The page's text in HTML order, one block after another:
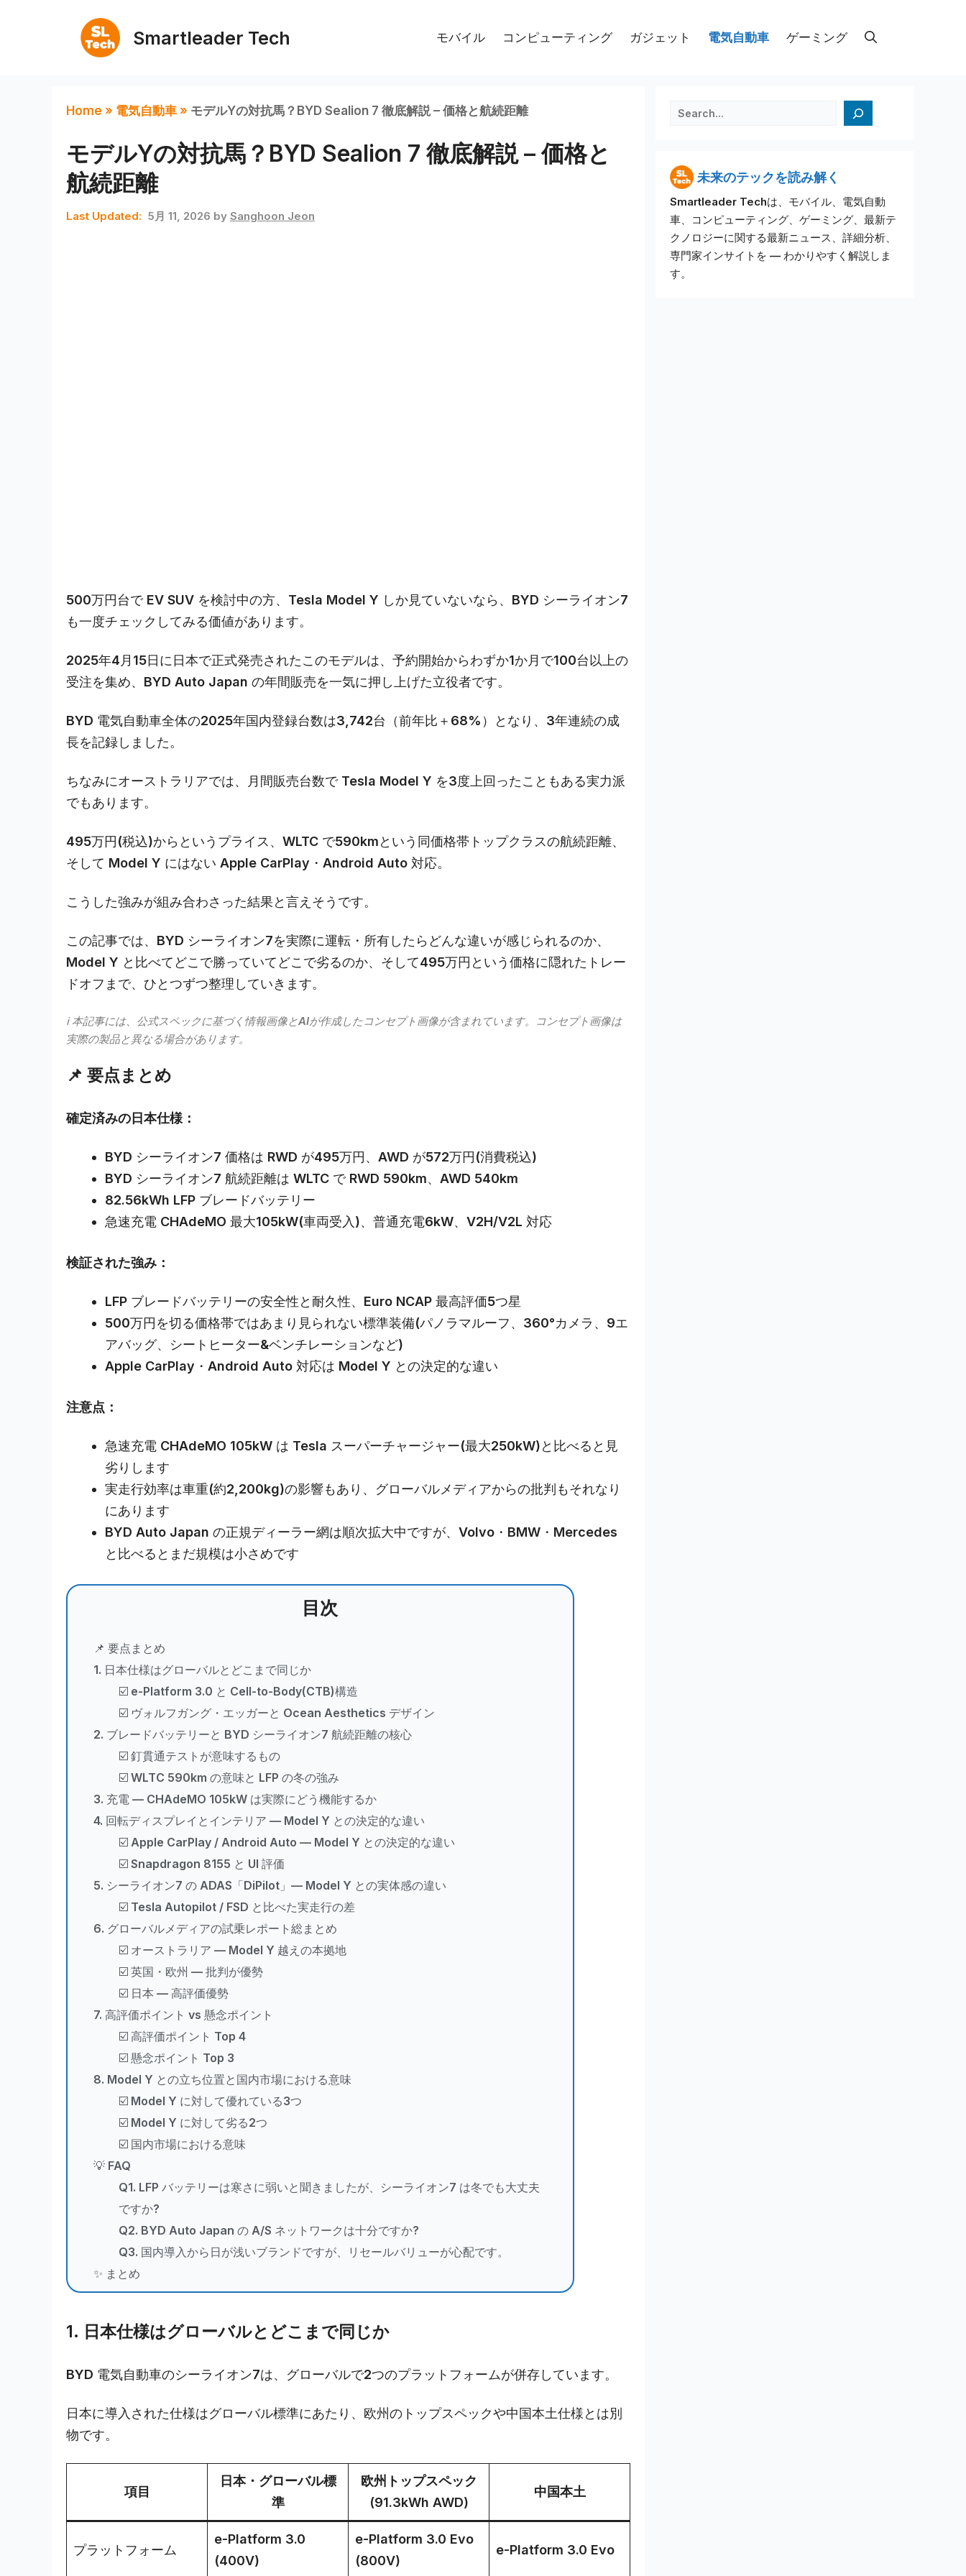
Smartleader Tech モバイル コンピューティング ガジェット 電気自動車 ゲーミング
Home » 電気自動車 » モデルYの対抗馬？BYD Sealion 7 徹底解説 – 価格と航続距離
モデルYの対抗馬？BYD Sealion 7 徹底解説 – 価格と
航続距離
5月 11, 2026 by Sanghoon Jeon
500万円台で EV SUV を検討中の方、Tesla Model Y しか見ていないなら、BYD シーライオン7
も一度チェックしてみる価値があります。
2025年4月15日に日本で正式発売されたこのモデルは、予約開始からわずか1か月で100台以上の
受注を集め、BYD Auto Japan の年間販売を一気に押し上げた立役者です。
BYD 電気自動車全体の2025年国内登録台数は3,742台（前年比＋68%）となり、3年連続の成
長を記録しました。
ちなみにオーストラリアでは、月間販売台数で Tesla Model Y を3度上回ったこともある実力派
でもあります。
495万円(税込)からというプライス、WLTC で590kmという同価格帯トップクラスの航続距離、
そして Model Y にはない Apple CarPlay・Android Auto 対応。
こうした強みが組み合わさった結果と言えそうです。
この記事では、BYD シーライオン7を実際に運転・所有したらどんな違いが感じられるのか、
Model Y と比べてどこで勝っていてどこで劣るのか、そして495万円という価格に隠れたトレー
ドオフまで、ひとつずつ整理していきます。
ℹ️ 本記事には、公式スペックに基づく情報画像とAIが作成したコンセプト画像が含まれています。コンセプト画像は
実際の製品と異なる場合があります。
📌 要点まとめ
確定済みの日本仕様：
BYD シーライオン7 価格は RWD が495万円、AWD が572万円(消費税込)
BYD シーライオン7 航続距離は WLTC で RWD 590km、AWD 540km
82.56kWh LFP ブレードバッテリー
急速充電 CHAdeMO 最大105kW(車両受入)、普通充電6kW、V2H/V2L 対応
検証された強み：
LFP ブレードバッテリーの安全性と耐久性、Euro NCAP 最高評価5つ星
500万円を切る価格帯ではあまり見られない標準装備(パノラマルーフ、360°カメラ、9エ
アバッグ、シートヒーター&ベンチレーションなど)
Apple CarPlay・Android Auto 対応は Model Y との決定的な違い
注意点：
急速充電 CHAdeMO 105kW は Tesla スーパーチャージャー(最大250kW)と比べると見
劣りします
実走行効率は車重(約2,200kg)の影響もあり、グローバルメディアからの批判もそれなり
にあります
BYD Auto Japan の正規ディーラー網は順次拡大中ですが、Volvo・BMW・Mercedes
と比べるとまだ規模は小さめです
目次
📌 要点まとめ
1. 日本仕様はグローバルとどこまで同じか
☑️ e-Platform 3.0 と Cell-to-Body(CTB)構造
☑️ ヴォルフガング・エッガーと Ocean Aesthetics デザイン
2. ブレードバッテリーと BYD シーライオン7 航続距離の核心
☑️ 釘貫通テストが意味するもの
☑️ WLTC 590km の意味と LFP の冬の強み
3. 充電 — CHAdeMO 105kW は実際にどう機能するか
4. 回転ディスプレイとインテリア — Model Y との決定的な違い
☑️ Apple CarPlay / Android Auto — Model Y との決定的な違い
☑️ Snapdragon 8155 と UI 評価
5. シーライオン7 の ADAS「DiPilot」— Model Y との実体感の違い
☑️ Tesla Autopilot / FSD と比べた実走行の差
6. グローバルメディアの試乗レポート総まとめ
☑️ オーストラリア — Model Y 越えの本拠地
☑️ 英国・欧州 — 批判が優勢
☑️ 日本 — 高評価優勢
7. 高評価ポイント vs 懸念ポイント
☑️ 高評価ポイント Top 4
☑️ 懸念ポイント Top 3
8. Model Y との立ち位置と国内市場における意味
☑️ Model Y に対して優れている3つ
☑️ Model Y に対して劣る2つ
☑️ 国内市場における意味
💡 FAQ
Q1. LFP バッテリーは寒さに弱いと聞きましたが、シーライオン7 は冬でも大丈夫
ですか?
Q2. BYD Auto Japan の A/S ネットワークは十分ですか?
Q3. 国内導入から日が浅いブランドですが、リセールバリューが心配です。
✨ まとめ
1. 日本仕様はグローバルとどこまで同じか
BYD 電気自動車のシーライオン7は、グローバルで2つのプラットフォームが併存しています。
日本に導入された仕様はグローバル標準にあたり、欧州のトップスペックや中国本土仕様とは別
物です。
項目
日本・グローバル標
準
欧州トップスペック
(91.3kWh AWD)
中国本土
プラットフォーム
e-Platform 3.0
(400V)
e-Platform 3.0 Evo
(800V)
e-Platform 3.0 Evo
검색
未来のテックを読み解く
Smartleader Techは、モバイル、電気自動
車、コンピューティング、ゲーミング、最新テ
クノロジーに関する最新ニュース、詳細分析、
専門家インサイトを — わかりやすく解説しま
す。